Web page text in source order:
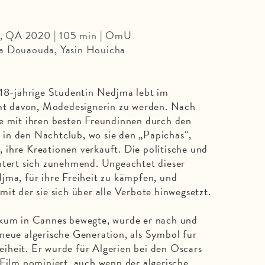
QA 2020 | 105 min | OmU
Yasin Houicha
jährige Studentin Nedjma lebt im
davon, Modedesignerin zu werden. Nach
ihren besten Freundinnen durch den
den Nachtclub, wo sie den „Papichas“,
ihre Kreationen verkauft. Die politische und
sich zunehmend. Ungeachtet dieser
für ihre Freiheit zu kämpfen, und
der sie sich über alle Verbote hinwegsetzt.
in Cannes bewegte, wurde er nach und
algerische Generation, als Symbol für
Er wurde für Algerien bei den Oscars